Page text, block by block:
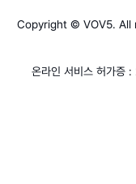
Copyright © VOV5. All
온라인 서비스 허가증